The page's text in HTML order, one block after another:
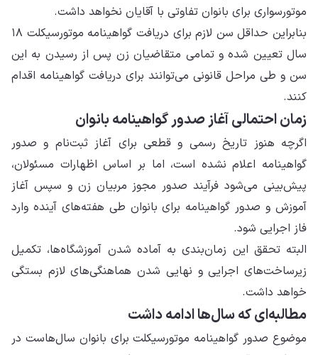
موتورسواری برای بانوان تفاوتی با آقایان نخواهد داشت.
بنابراین حداقل سن لازم برای دریافت گواهینامه موتورسیکلت ۱۸
سال تعیین شده و تمامی متقاضیان زن پس از رسیدن به این
سن و طی مراحل قانونی می‌توانند برای دریافت گواهینامه اقدام
کنند.
زمان احتمالی آغاز صدور گواهینامه بانوان
اگرچه هنوز تاریخ رسمی و قطعی برای آغاز ثبت‌نام و صدور
گواهینامه اعلام نشده است، اما بر اساس اظهارات مسئولان،
پیش‌بینی می‌شود فرآیند صدور مجوز مربیان زن و سپس آغاز
آموزش و صدور گواهینامه برای بانوان طی هفته‌های آینده وارد
فاز اجرایی شود.
البته تحقق این زمان‌بندی به آماده شدن آموزشگاه‌ها، تکمیل
زیرساخت‌های اجرایی و نهایی شدن هماهنگی‌های لازم بستگی
خواهد داشت.
مطالبه‌ای که سال‌ها ادامه داشت
موضوع صدور گواهینامه موتورسیکلت برای بانوان سال‌هاست در